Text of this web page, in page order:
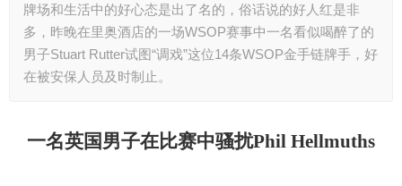
牌场和生活中的好心态是出了名的，俗话说的好人红是非
多，昨晚在里奥酒店的一场WSOP赛事中一名看似喝醉了的
男子Stuart Rutter试图“调戏”这位14条WSOP金手链牌手，好
在被安保人员及时制止。
一名英国男子在比赛中骚扰Phil Hellmuths